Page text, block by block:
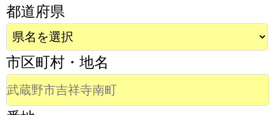
都道府県
市区町村・地名